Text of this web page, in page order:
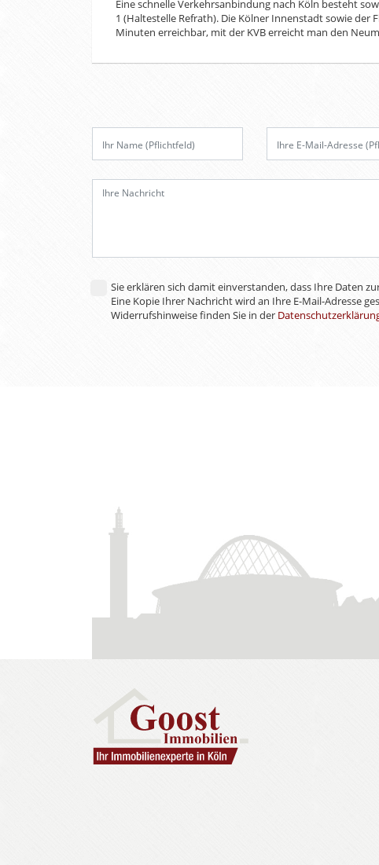
Eine schnelle Verkehrsanbindung nach Köln besteht
1 (Haltestelle Refrath). Die Kölner Innenstadt sowie
Minuten erreichbar, mit der KVB erreicht man den
dieses
Feld
leer.
Sie erklären sich damit einverstanden, dass Ihre Daten
Eine Kopie Ihrer Nachricht wird an Ihre E-Mail-Adresse
Widerrufshinweise finden Sie in der